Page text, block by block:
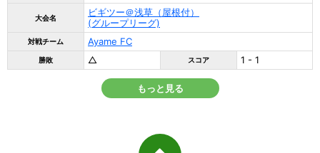
大会名
ビギツー＠浅草（屋根付）
(グループリーグ)
対戦チーム Ayame FC
勝敗 △ スコア 1 - 1
もっと見る